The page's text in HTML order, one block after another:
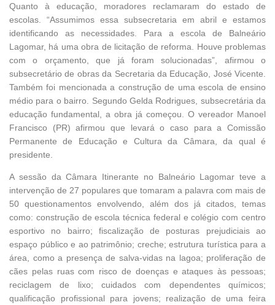
Quanto à educação, moradores reclamaram do estado de
escolas. “Assumimos essa subsecretaria em abril e estamos
identificando as necessidades. Para a escola de Balneário
Lagomar, há uma obra de licitação de reforma. Houve problemas
com o orçamento, que já foram solucionadas”, afirmou o
subsecretário de obras da Secretaria da Educação, José Vicente.
Também foi mencionada a construção de uma escola de ensino
médio para o bairro. Segundo Gelda Rodrigues, subsecretária da
educação fundamental, a obra já começou. O vereador Manoel
Francisco (PR) afirmou que levará o caso para a Comissão
Permanente de Educação e Cultura da Câmara, da qual é
presidente.
A sessão da Câmara Itinerante no Balneário Lagomar teve a
intervenção de 27 populares que tomaram a palavra com mais de
50 questionamentos envolvendo, além dos já citados, temas
como: construção de escola técnica federal e colégio com centro
esportivo no bairro; fiscalização de posturas prejudiciais ao
espaço público e ao patrimônio; creche; estrutura turística para a
área, como a presença de salva-vidas na lagoa; proliferação de
cães pelas ruas com risco de doenças e ataques às pessoas;
reciclagem de lixo; cuidados com dependentes químicos;
qualificação profissional para jovens; realização de uma feira